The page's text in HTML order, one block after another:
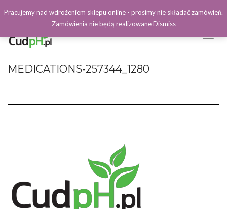
Facebook
MEDICATIONS-257344_1280
Pracujemy nad wdrożeniem sklepu online - prosimy nie składać zamówień.
Zamówienia nie będą realizowaneDismiss